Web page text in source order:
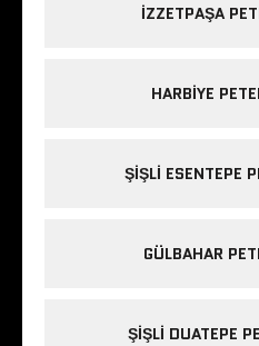
IZZETPAŞA
HARBIYE
ŞIŞLI ESENTEPE
GÜLBAHAR
ŞIŞLI DUATEPE